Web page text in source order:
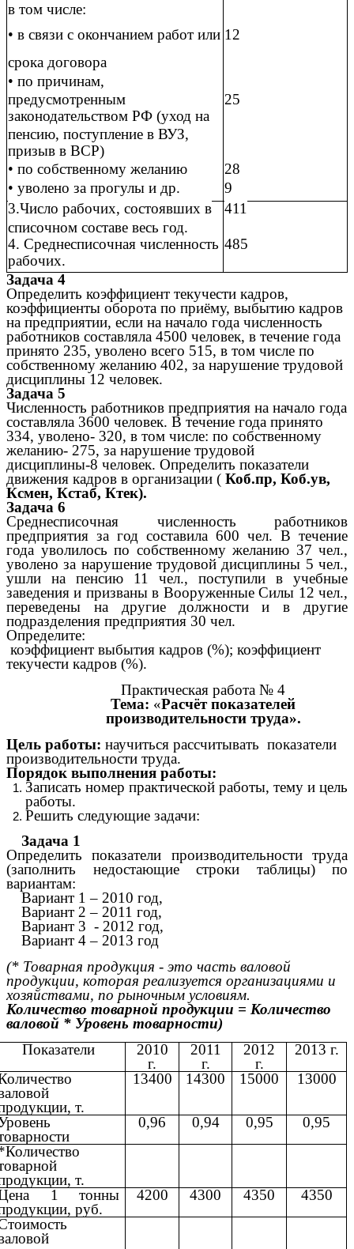
в том числе:
• в связи с окончанием работ или 12
срока договора
• по причинам,
предусмотренным
25
законодательством РФ (уход на
пенсию, поступление в ВУЗ,
призыв в ВСР)
• по собственному желанию
28
• уволено за прогулы и др.
9
3.Число рабочих, состоявших в
411
списочном составе весь год.
4. Среднесписочная численность 485
рабочих.
Задача 4
Определить коэффициент текучести кадров,
коэффициенты оборота по приёму, выбытию кадров
на предприятии, если на начало года численность
работников составляла 4500 человек, в течение года
принято 235, уволено всего 515, в том числе по
собственному желанию 402, за нарушение трудовой
дисциплины 12 человек.
Задача 5
Численность работников предприятия на начало года
составляла 3600 человек. В течение года принято
334, уволено- 320, в том числе: по собственному
желанию- 275, за нарушение трудовой
дисциплины-8 человек. Определить показатели
движения кадров в организации ( Коб.пр, Коб.ув,
Ксмен, Кстаб, Ктек).
Задача 6
Среднесписочная численность работников
предприятия за год составила 600 чел. В течение
года уволилось по собственному желанию 37 чел.,
уволено за нарушение трудовой дисциплины 5 чел.,
ушли на пенсию 11 чел., поступили в учебные
заведения и призваны в Вооруженные Силы 12 чел.,
переведены на другие должности и в другие
подразделения предприятия 30 чел.
Определите:
коэффициент выбытия кадров (%); коэффициент
текучести кадров (%).
Практическая работа № 4
Тема: «Расчёт показателей
производительности труда».
Цель работы: научиться рассчитывать показатели
производительности труда.
Порядок выполнения работы:
Записать номер практической работы, тему и цель
работы.
Решить следующие задачи:
Задача 1
Определить показатели производительности труда
(заполнить недостающие строки таблицы) по
вариантам:
Вариант 1 – 2010 год,
Вариант 2 – 2011 год,
Вариант 3 - 2012 год,
Вариант 4 – 2013 год
(* Товарная продукция - это часть валовой
продукции, которая реализуется организациями и
хозяйствами, по рыночным условиям.
Количество товарной продукции = Количество
валовой * Уровень товарности)
Показатели
2010
г.
2011
г.
2012
г.
2013 г.
т.
13400 14300 15000 13000
0,96 0,94 0,95
0,95
т.
1 тонны
руб.
4200 4300 4350
4350